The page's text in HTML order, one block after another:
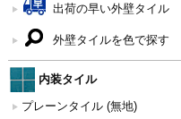
出荷の早い外壁タイル
外壁タイルを色で探す
内装タイル
プレーンタイル (無地)